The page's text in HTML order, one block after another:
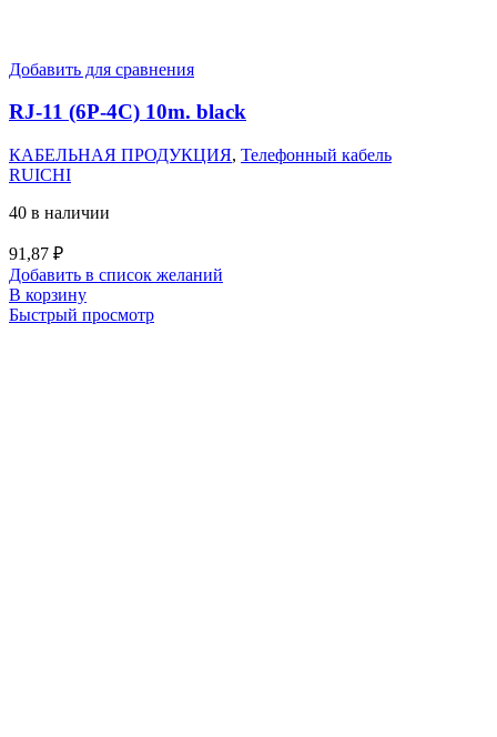
Добавить для сравнения
RJ-11 (6P-4C) 10m. black
КАБЕЛЬНАЯ ПРОДУКЦИЯ, Телефонный кабель
RUICHI
40 в наличии
91,87 ₽
Добавить в список желаний
В корзину
Быстрый просмотр